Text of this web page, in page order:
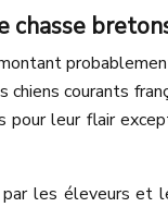
chasse
chiens courants
leur flair
les éleveurs